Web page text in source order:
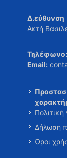
Διεύθυνση
Ακτή
Τηλέφωνο:
Email:
Δήλωση
Όροι